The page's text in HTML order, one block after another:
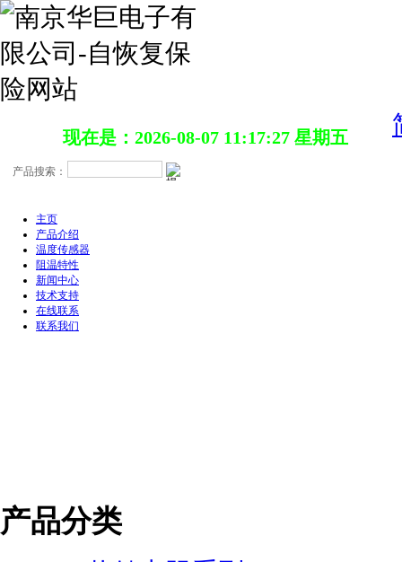
现在是：2026-08-07 11:17:28 星期五
主页
产品介绍
温度传感器
阻温特性
新闻中心
技术支持
在线联系
联系我们
产品分类